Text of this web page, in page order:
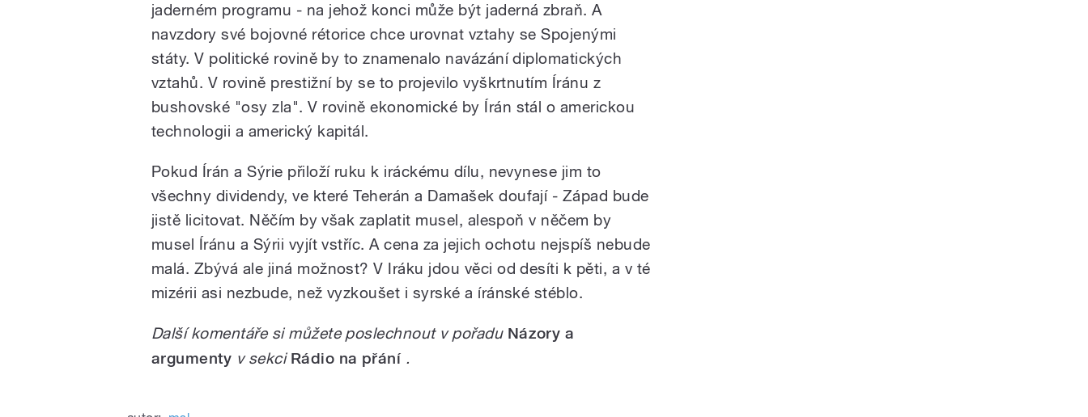
jaderném programu - na jehož konci může být jaderná zbraň. A
navzdory své bojovné rétorice chce urovnat vztahy se Spojenými
státy. V politické rovině by to znamenalo navázání diplomatických
vztahů. V rovině prestižní by se to projevilo vyškrtnutím Íránu z
bushovské "osy zla". V rovině ekonomické by Írán stál o americkou
technologii a americký kapitál.
Pokud Írán a Sýrie přiloží ruku k iráckému dílu, nevynese jim to
všechny dividendy, ve které Teherán a Damašek doufají - Západ bude
jistě licitovat. Něčím by však zaplatit musel, alespoň v něčem by
musel Íránu a Sýrii vyjít vstříc. A cena za jejich ochotu nejspíš nebude
malá. Zbývá ale jiná možnost? V Iráku jdou věci od desíti k pěti, a v té
mizérii asi nezbude, než vyzkoušet i syrské a íránské stéblo.
Další komentáře si můžete poslechnout v pořadu Názory a
argumenty v sekci Rádio na přání .